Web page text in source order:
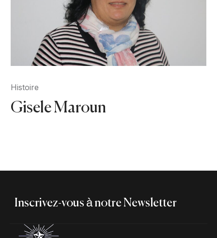
Histoire
Gisele Maroun
Inscrivez-vous à notre Newsletter